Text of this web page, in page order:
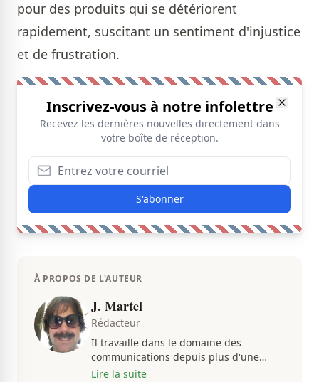
pour des produits qui se détériorent
rapidement, suscitant un sentiment d'injustice
et de frustration.
Inscrivez-vous à notre infolettre
Recevez les dernières nouvelles directement dans
votre boîte de réception.
S'abonner
À PROPOS DE L'AUTEUR
J. Martel
Rédacteur
Il travaille dans le domaine des
communications depuis plus d'une
dizaine d'années, en plus d'être
Lire la suite